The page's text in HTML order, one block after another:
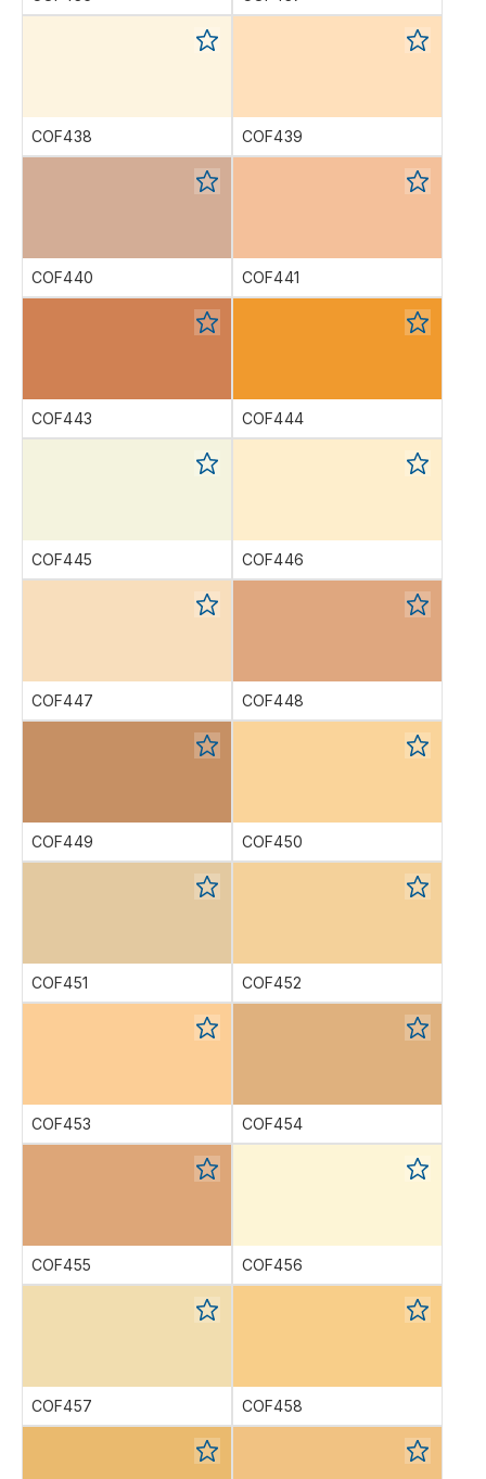
COF438 COF439
COF440 COF441
COF443 COF444
COF445 COF446
COF447 COF448
COF449 COF450
COF451 COF452
COF453 COF454
COF455 COF456
COF457 COF458